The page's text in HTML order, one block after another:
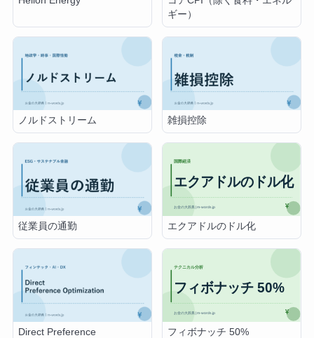
ギー）
ノルドストリーム 雑損控除
従業員の通勤 エクアドルのドル化
Direct Preference
フィボナッチ 50%